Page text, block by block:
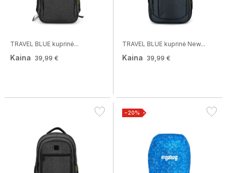
TRAVEL BLUE kuprinė...
Kaina 39,99 €
TRAVEL BLUE kuprinė New...
Kaina 39,99 €
−20%